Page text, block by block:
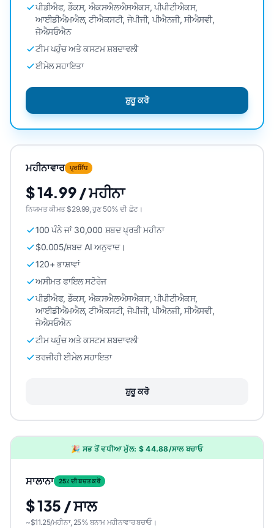
ਪੀਡੀਐਫ, ਡੌਕਸ, ਐਕਸਐਲਐਸਐਕਸ, ਪੀਪੀਟੀਐਕਸ,
ਆਈਡੀਐਮਐਲ, ਟੀਐਕਸਟੀ, ਜੇਪੀਜੀ, ਪੀਐਨਜੀ, ਸੀਐਸਵੀ,
ਜੇਐਸਓਐਨ
ਟੀਮ ਪਹੁੰਚ ਅਤੇ ਕਸਟਮ ਸ਼ਬਦਾਵਲੀ
ਈਮੇਲ ਸਹਾਇਤਾ
ਸ਼ੁਰੂ ਕਰੋ
ਮਹੀਨਾਵਾਰ ਪ੍ਰਸਿੱਧ
$ 14.99 / ਮਹੀਨਾ
ਨਿਯਮਤ ਕੀਮਤ $29.99, ਹੁਣ 50% ਦੀ ਛੋਟ।
100 ਪੰਨੇ ਜਾਂ 30,000 ਸ਼ਬਦ ਪ੍ਰਤੀ ਮਹੀਨਾ
$0.005/ਸ਼ਬਦ AI ਅਨੁਵਾਦ।
120+ ਭਾਸ਼ਾਵਾਂ
ਅਸੀਮਤ ਫਾਇਲ ਸਟੋਰੇਜ
ਪੀਡੀਐਫ, ਡੌਕਸ, ਐਕਸਐਲਐਸਐਕਸ, ਪੀਪੀਟੀਐਕਸ,
ਆਈਡੀਐਮਐਲ, ਟੀਐਕਸਟੀ, ਜੇਪੀਜੀ, ਪੀਐਨਜੀ, ਸੀਐਸਵੀ,
ਜੇਐਸਓਐਨ
ਟੀਮ ਪਹੁੰਚ ਅਤੇ ਕਸਟਮ ਸ਼ਬਦਾਵਲੀ
ਤਰਜੀਹੀ ਈਮੇਲ ਸਹਾਇਤਾ
ਸ਼ੁਰੂ ਕਰੋ
🎉 ਸਭ ਤੋਂ ਵਧੀਆ ਮੁੱਲ: $ 44.88/ਸਾਲ ਬਚਾਓ
ਸਾਲਾਨਾ 25٪ ਦੀ ਬਚਤ ਕਰੋ
$ 135 / ਸਾਲ
~$11.25/ਮਹੀਨਾ, 25% ਬਨਾਮ ਮਹੀਨਾਵਾਰ ਬਚਾਓ।